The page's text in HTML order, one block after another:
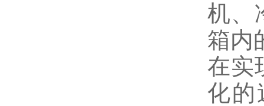
机、
箱内
在实
化的